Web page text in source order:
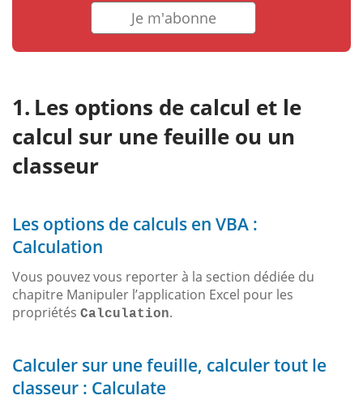
Je m'abonne
Les options de calcul et le
calcul sur une feuille ou un
classeur
Les options de calculs en VBA :
Calculation
Vous pouvez vous reporter à la section dédiée du
chapitre Manipuler l’application Excel pour les
propriétés Calculation.
Calculer sur une feuille, calculer tout le
classeur : Calculate